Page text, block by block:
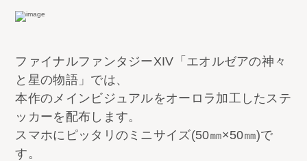
ファイナルファンタジーXIV「エオルゼアの神々
と星の物語」では、
本作のメインビジュアルをオーロラ加工したステ
ッカーを配布します。
スマホにピッタリのミニサイズ(50㎜×50㎜)で
す。